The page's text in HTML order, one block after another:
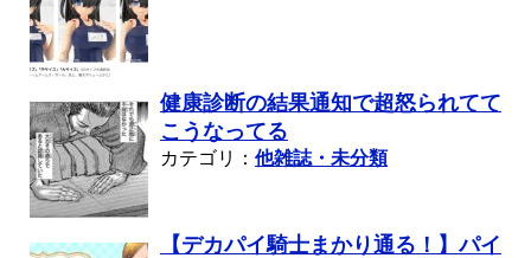
健康診断の結果通知で超怒られてて
こうなってる
カテゴリ： 他雑誌・未分類
【デカパイ騎士まかり通る！】パイ